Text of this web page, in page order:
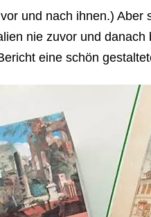
und nach ihnen.)
nie zuvor und
eine schön